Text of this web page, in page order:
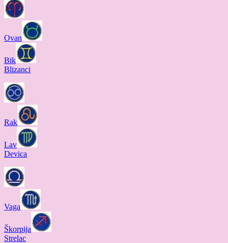
Ovan
Bik
Blizanci
Rak
Lav
Devica
Vaga
Škorpija
Strelac